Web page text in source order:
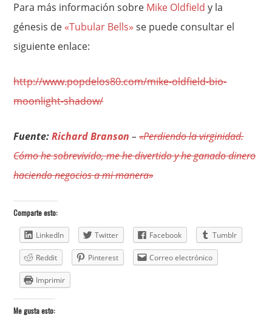
Para más información sobre Mike Oldfield y la
génesis de «Tubular Bells» se puede consultar el
siguiente enlace:
http://www.popdelos80.com/mike-oldfield-bio-
moonlight-shadow/
Fuente:Richard Branson –«Perdiendo la virginidad.
Cómo he sobrevivido, me he divertido y he ganado dinero
haciendo negocios a mi manera»
Comparte esto:
LinkedIn Twitter Facebook Tumblr
Reddit Pinterest Correo electrónico
Imprimir
Me gusta esto: